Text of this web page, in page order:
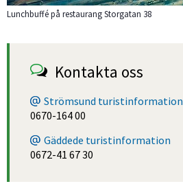
Lunchbuffé på restaurang Storgatan 38
Kontakta oss
Strömsund turistinformation
0670-164 00
Gäddede turistinformation
0672-41 67 30